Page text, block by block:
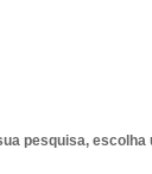
pesquisa, escolha